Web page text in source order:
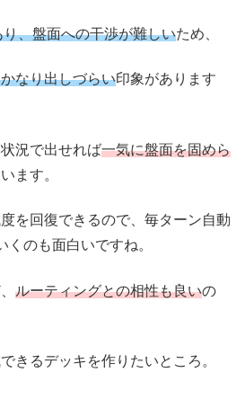
、盤面への干渉が難しいため、
なり出しづらい印象があります
況で出せれば一気に盤面を固めら
ます。
を回復できるので、毎ターン自動
のも面白いですね。
ルーティングとの相性も良いの
きるデッキを作りたいところ。